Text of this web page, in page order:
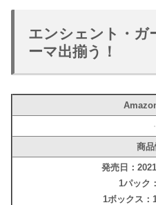
エンシェント・ガ
ーマ出揃う！
商
発売日：
1パック
1ボックス：